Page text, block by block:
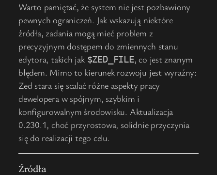
Warto pamiętać, że system nie jest pozbawiony
pewnych ograniczeń. Jak wskazują niektóre
źródła, zadania mogą mieć problem z
precyzyjnym dostępem do zmiennych stanu
edytora, takich jak $ZED_FILE, co jest znanym
błędem. Mimo to kierunek rozwoju jest wyraźny:
Zed stara się scalać różne aspekty pracy
dewelopera w spójnym, szybkim i
konfigurowalnym środowisku. Aktualizacja
0.230.1, choć przyrostowa, solidnie przyczynia
się do realizacji tego celu.
Źródła